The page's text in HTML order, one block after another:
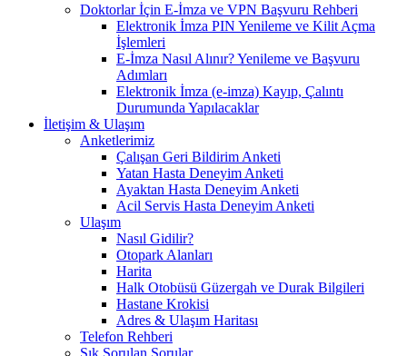
Doktorlar İçin E-İmza ve VPN Başvuru Rehberi
Elektronik İmza PIN Yenileme ve Kilit Açma
İşlemleri
E-İmza Nasıl Alınır? Yenileme ve Başvuru
Adımları
Elektronik İmza (e-imza) Kayıp, Çalıntı
Durumunda Yapılacaklar
İletişim & Ulaşım
Anketlerimiz
Çalışan Geri Bildirim Anketi
Yatan Hasta Deneyim Anketi
Ayaktan Hasta Deneyim Anketi
Acil Servis Hasta Deneyim Anketi
Ulaşım
Nasıl Gidilir?
Otopark Alanları
Harita
Halk Otobüsü Güzergah ve Durak Bilgileri
Hastane Krokisi
Adres & Ulaşım Haritası
Telefon Rehberi
Sık Sorulan Sorular